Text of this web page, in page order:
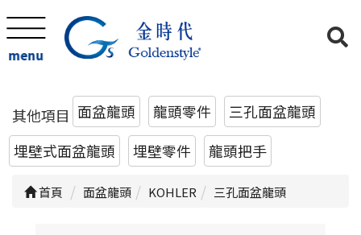
menu
其他項目 面盆龍頭 龍頭零件
三孔面盆龍頭
埋壁式面盆龍頭
埋壁零件 龍頭把手
首頁 面盆龍頭 KOHLER 三孔面盆龍頭